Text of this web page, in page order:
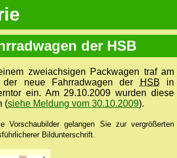
der HSB
zweiachsigen Packwagen traf am
neue Fahrradwagen der
HSB in
ein. Am 29.10.2009 wurden diese
(siehe Meldung vom 30.10.2009).
Vorschaubilder gelangen Sie zur vergrößerten
Bildunterschrift.